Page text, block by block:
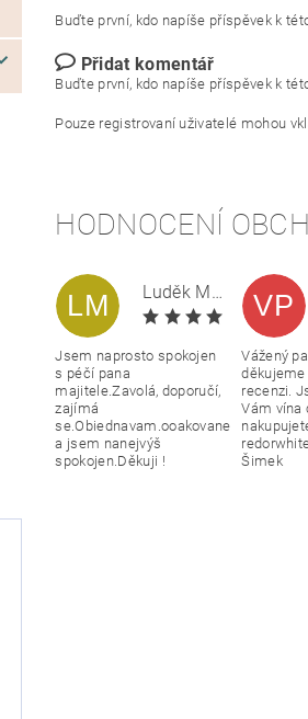
Buďte první, kdo napíše příspěvek k
Přidat komentář
Buďte první, kdo napíše příspěvek k
Pouze registrovaní uživatelé mohou
HODNOCENÍ
LM
Luděk Mitas
Jsem naprosto spokojen
s péčí pana
majitele.Zavolá, doporučí,
zajímá
se.Obiednavam.ooakovane
a jsem nanejvýš
spokojen.Děkuji !
VP
Vážený
recenzi.
Vám vína
Šimek